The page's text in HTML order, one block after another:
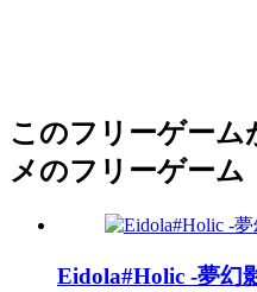
このフリーゲーム
メのフリーゲーム
Eidola#Holic -夢幻